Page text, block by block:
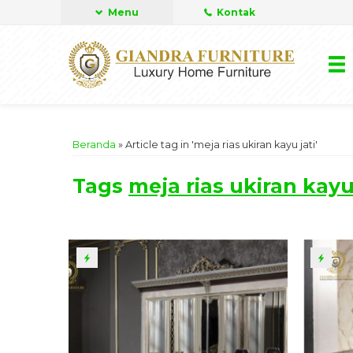
Menu Kontak
Beranda » Article tag in 'meja rias ukiran kayu jati'
Tags meja rias ukiran